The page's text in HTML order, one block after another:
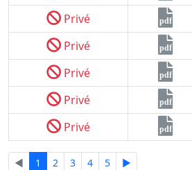
Privé pdf
Privé pdf
Privé pdf
Privé pdf
Privé pdf
◄ 1 2 3 4 5 ►